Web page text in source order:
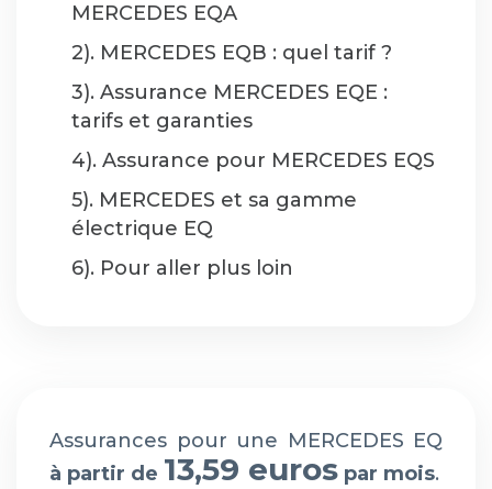
MERCEDES EQA
2). MERCEDES EQB : quel tarif ?
3). Assurance MERCEDES EQE :
tarifs et garanties
4). Assurance pour MERCEDES EQS
5). MERCEDES et sa gamme
électrique EQ
6). Pour aller plus loin
Assurances pour une MERCEDES EQ
à partir de 13,59 euros par mois.